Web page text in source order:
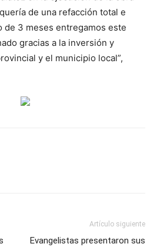
de una refacción total e
de 3 meses entregamos este
gracias a la inversión y
y el municipio local”,
Artículo siguiente
Evangelistas presentaron sus